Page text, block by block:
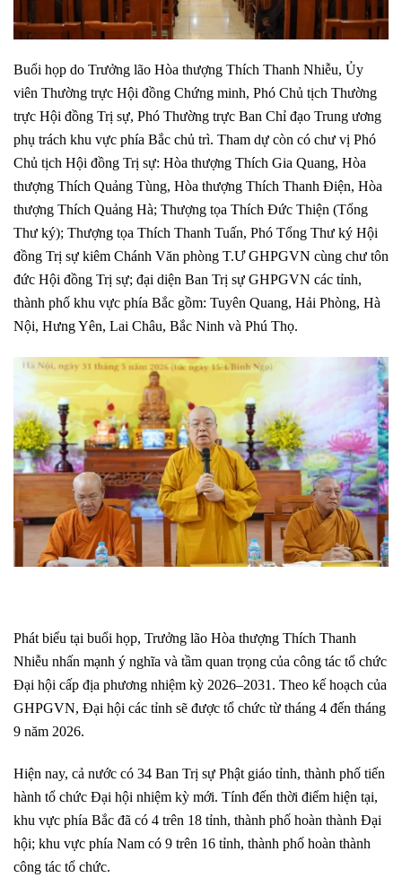
Buổi họp do Trưởng lão Hòa thượng Thích Thanh Nhiễu, Ủy
viên Thường trực Hội đồng Chứng minh, Phó Chủ tịch Thường
trực Hội đồng Trị sự, Phó Thường trực Ban Chỉ đạo Trung ương
phụ trách khu vực phía Bắc chủ trì. Tham dự còn có chư vị Phó
Chủ tịch Hội đồng Trị sự: Hòa thượng Thích Gia Quang, Hòa
thượng Thích Quảng Tùng, Hòa thượng Thích Thanh Điện, Hòa
thượng Thích Quảng Hà; Thượng tọa Thích Đức Thiện (Tổng
Thư ký); Thượng tọa Thích Thanh Tuấn, Phó Tổng Thư ký Hội
đồng Trị sự kiêm Chánh Văn phòng T.Ư GHPGVN cùng chư tôn
đức Hội đồng Trị sự; đại diện Ban Trị sự GHPGVN các tỉnh,
thành phố khu vực phía Bắc gồm: Tuyên Quang, Hải Phòng, Hà
Nội, Hưng Yên, Lai Châu, Bắc Ninh và Phú Thọ.
Phát biểu tại buổi họp, Trưởng lão Hòa thượng Thích Thanh
Nhiễu nhấn mạnh ý nghĩa và tầm quan trọng của công tác tổ chức
Đại hội cấp địa phương nhiệm kỳ 2026–2031. Theo kế hoạch của
GHPGVN, Đại hội các tỉnh sẽ được tổ chức từ tháng 4 đến tháng
9 năm 2026.
Hiện nay, cả nước có 34 Ban Trị sự Phật giáo tỉnh, thành phố tiến
hành tổ chức Đại hội nhiệm kỳ mới. Tính đến thời điểm hiện tại,
khu vực phía Bắc đã có 4 trên 18 tỉnh, thành phố hoàn thành Đại
hội; khu vực phía Nam có 9 trên 16 tỉnh, thành phố hoàn thành
công tác tổ chức.